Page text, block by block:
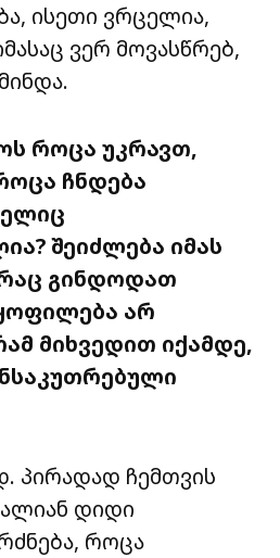
, ისეთი ვრცელია,
ვერ მოვასწრებ,
მინდა.
როცა უკრავთ,
ჩნდება
?შეიძლება იმას
გინდოდათ
არ
მიხვედით იქამდე,
. პირადად ჩემთვის
დიდი
, როცა